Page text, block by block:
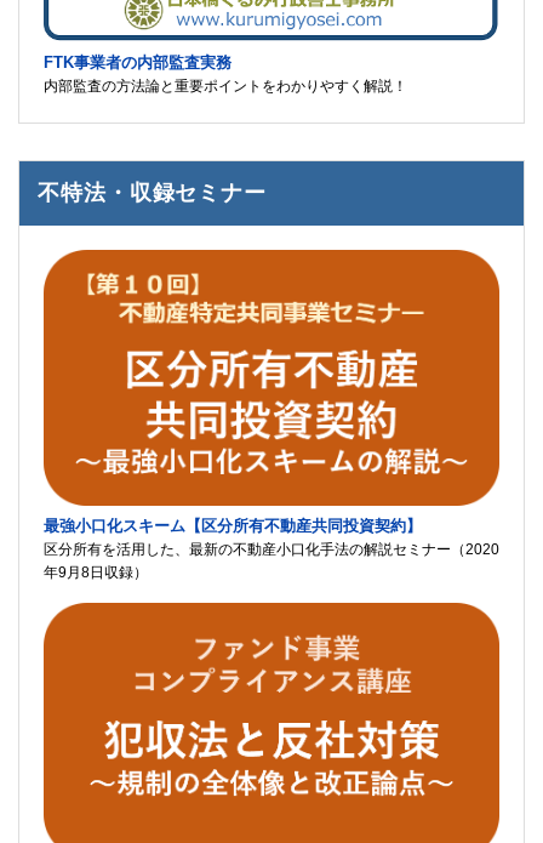
FTK事業者の内部監査実務
内部監査の方法論と重要ポイントをわかりやすく解説！
不特法・収録セミナー
最強小口化スキーム【区分所有不動産共同投資契約】
区分所有を活用した、最新の不動産小口化手法の解説セミナー（2020
年9月8日収録）